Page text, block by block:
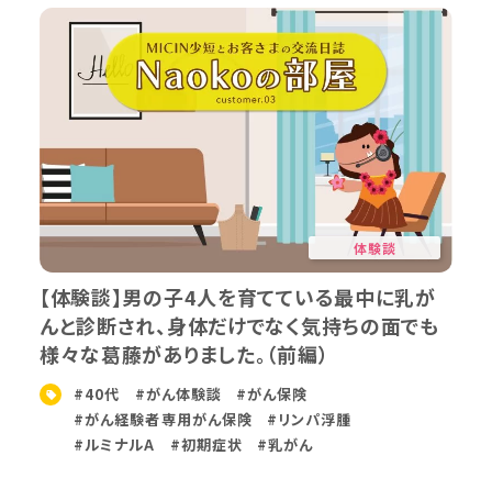
体験談
【体験談】男の子4人を育てている最中に乳が
んと診断され、身体だけでなく気持ちの面でも
様々な葛藤がありました。（前編）
#40代 #がん体験談
#がん保険
#がん経験者専用がん保険
#リンパ浮腫
#ルミナルA
#初期症状 #乳がん